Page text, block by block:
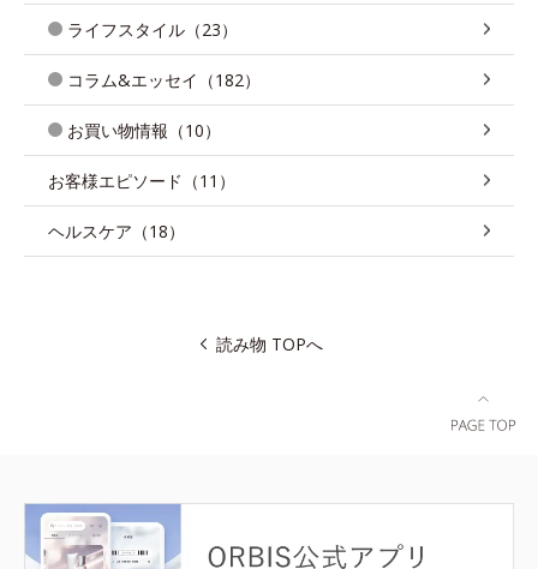
ライフスタイル（23）
コラム&エッセイ（182）
お買い物情報（10）
お客様エピソード（11）
ヘルスケア（18）
読み物 TOPへ